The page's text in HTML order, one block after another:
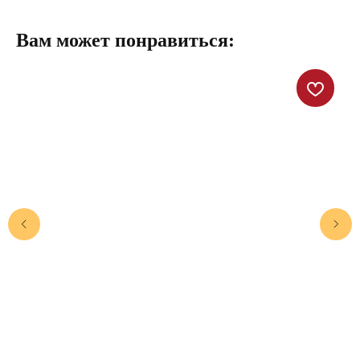
Вам может понравиться: